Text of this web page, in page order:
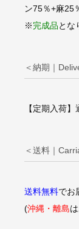
ン75％+麻25
※完成品とな
＜納期｜
【定期入荷】
＜送料｜
送料無料でお
(沖縄・離島